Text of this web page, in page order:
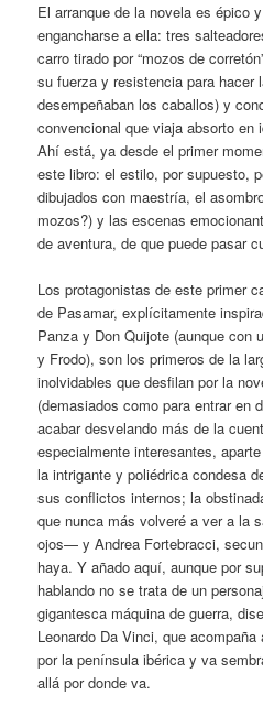
El arranque de la novela es épico
engancharse a ella: tres
carro tirado por “mozos de
su fuerza y resistencia para hacer
desempeñaban los caballos) y
convencional que viaja absorto en
Ahí está, ya desde el primer
este libro: el estilo, por supuesto,
dibujados con maestría, el
mozos?) y las escenas
de aventura, de que puede pasar
Los protagonistas de este primer
de Pasamar, explícitamente
Panza y Don Quijote (aunque con
y Frodo), son los primeros de la
inolvidables que desfilan por la
(demasiados como para entrar en
acabar desvelando más de la
especialmente interesantes,
la intrigante y poliédrica condesa
sus conflictos internos; la
que nunca más volveré a ver a la
ojos— y Andrea Fortebracci,
haya. Y añado aquí, aunque por
hablando no se trata de un
gigantesca máquina de guerra,
Leonardo Da Vinci, que
por la península ibérica y va
allá por donde va.